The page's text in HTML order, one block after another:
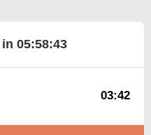
05:58:42
03:42